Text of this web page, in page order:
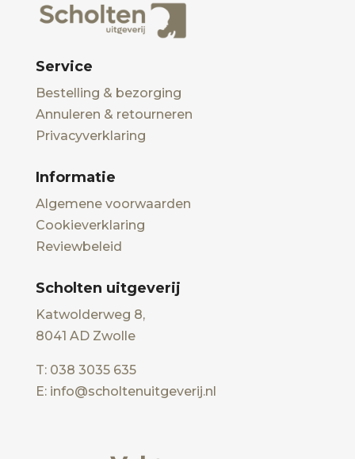
Service
Bestelling & bezorging
Annuleren & retourneren
Privacyverklaring
Informatie
Algemene voorwaarden
Cookieverklaring
Reviewbeleid
Scholten uitgeverij
Katwolderweg 8,
8041 AD Zwolle
T: 038 3035 635
E: info@scholtenuitgeverij.nl